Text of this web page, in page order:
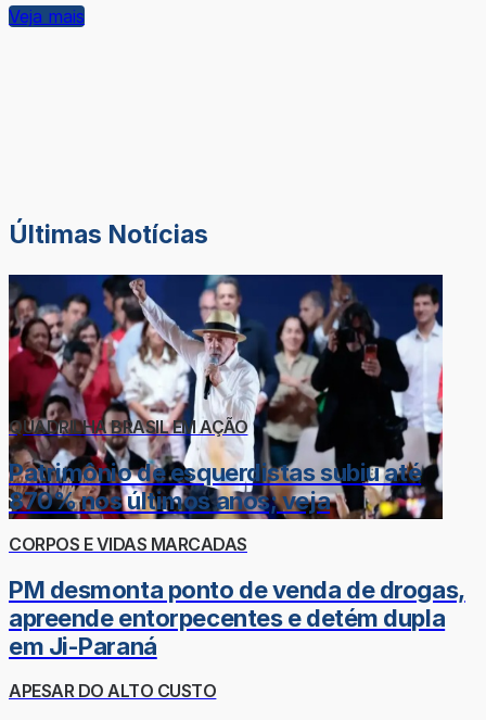
Veja mais
Últimas Notícias
QUADRILHA BRASIL EM AÇÃO
Patrimônio de esquerdistas subiu até
870% nos últimos anos; veja
CORPOS E VIDAS MARCADAS
PM desmonta ponto de venda de drogas,
apreende entorpecentes e detém dupla
em Ji-Paraná
APESAR DO ALTO CUSTO